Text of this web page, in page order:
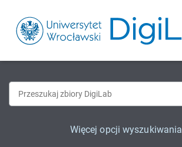
Więcej opcji wyszukiwania